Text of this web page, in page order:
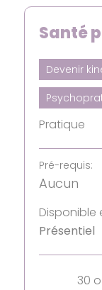
Santé
Devenir
Pratique
Pré-requis:
Aucun
Disponible
Présentiel
30